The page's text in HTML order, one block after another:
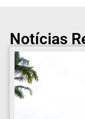
Notícias